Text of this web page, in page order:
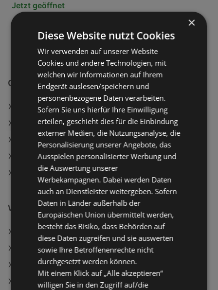
Jetzt geöffnet
Montag - Freitag
Samstag
08:00-18:00 Uhr
OBI Filialen in:
OBI in Mattersburg
OBI in Unterwart
OBI in Feldkirchen in Kärnten
OBI in Wolfsberg
OBI in Freistadt
Weiterführende Links
OBI Angebote
BAUHAUS Angebote
JYSK Angebote
Aktuelle Lagerhaus Flugblätter
×
Diese Website nutzt Cookies
Wir verwenden auf unserer Website
Cookies und andere Technologien, mit
welchen wir Informationen auf Ihrem
Endgerät auslesen/speichern und
personenbezogene Daten verarbeiten.
Sofern Sie uns hierfür Ihre Einwilligung
erteilen, geschieht dies für die Einbindung
externer Medien, die Nutzungsanalyse, die
Personalisierung unserer Angebote, das
Ausspielen personalisierter Werbung und
die Auswertung unserer
Werbekampagnen. Dabei werden Daten
auch an Dienstleister weitergeben. Sofern
Daten in Länder außerhalb der
Europäischen Union übermittelt werden,
besteht das Risiko, dass Behörden auf
diese Daten zugreifen und sie auswerten
sowie Ihre Betroffenenrechte nicht
durchgesetzt werden können.
Mit einem Klick auf „Alle akzeptieren“
willigen Sie in den Zugriff auf/die